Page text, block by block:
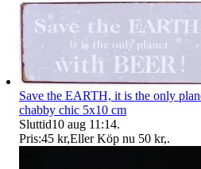
Save the EARTH, it is the only
chabby chic 5x10 cm
Sluttid10 aug 11:14.
Pris:45 kr,Eller Köp nu 50 kr,.